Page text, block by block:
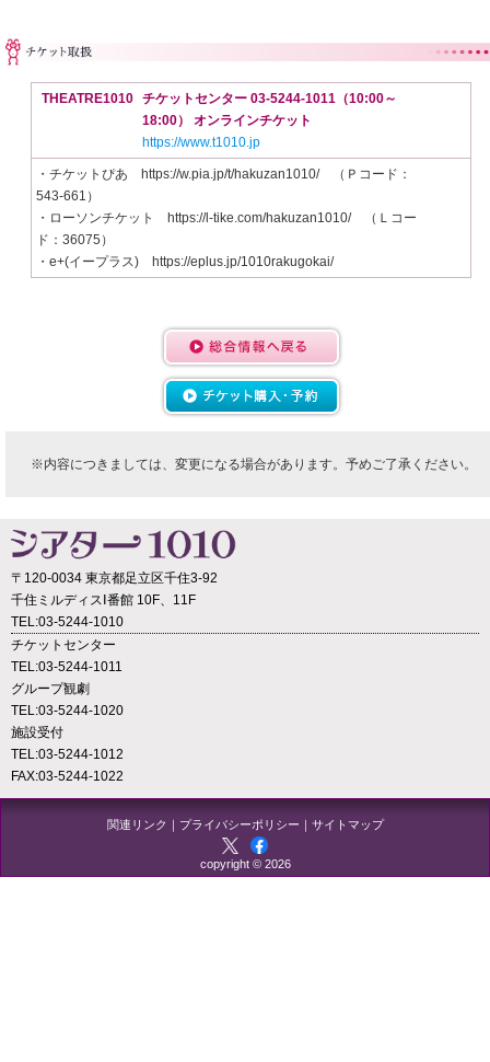
THEATRE1010
チケットセンター 03-5244-1011（10:00～
18:00） オンラインチケット
https://www.t1010.jp
・チケットぴあ https://w.pia.jp/t/hakuzan1010/ （Ｐコード：
543-661）
・ローソンチケット https://l-tike.com/hakuzan1010/ （Ｌコー
ド：36075）
・e+(イープラス) https://eplus.jp/1010rakugokai/
※内容につきましては、変更になる場合があります。予めご了承ください。
〒120-0034 東京都足立区千住3-92
千住ミルディスⅠ番館 10F、11F
TEL:03-5244-1010
チケットセンター
TEL:03-5244-1011
グループ観劇
TEL:03-5244-1020
施設受付
TEL:03-5244-1012
FAX:03-5244-1022
関連リンク ｜ プライバシーポリシー ｜ サイトマップ
copyright © 2026